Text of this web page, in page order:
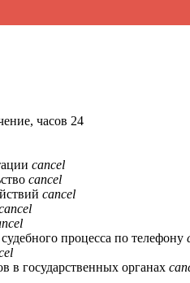
часов 24
cancel
cancel
cancel
процесса по телефону
в государственных органах